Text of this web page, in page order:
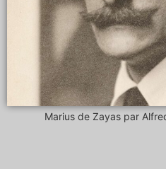
Marius de Zayas par